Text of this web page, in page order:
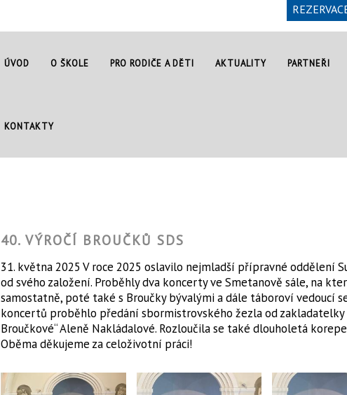
ÚVOD O ŠKOLE PRO RODIČE A DĚTI AKTUALITY PARTNEŘI
KONTAKTY
40. VÝROČÍ BROUČKŮ SDS
31. května 2025 V roce 2025 oslavilo nejmladší přípravné oddělení
od svého založení. Proběhly dva koncerty ve Smetanově sále, na
samostatně, poté také s Broučky bývalými a dále táboroví vedoucí
koncertů proběhlo předání sbormistrovského žezla od
Broučkové“ Aleně Nakládalové. Rozloučila se také dlouholetá
Oběma děkujeme za celoživotní práci!